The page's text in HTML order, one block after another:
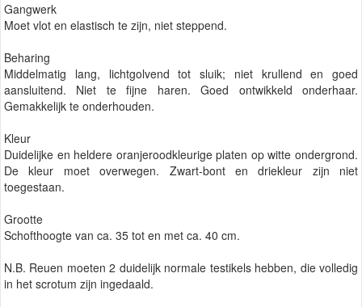
Gangwerk
Moet vlot en elastisch te zijn, niet steppend.
Beharing
Middelmatig lang, lichtgolvend tot sluik; niet krullend en goed
aansluitend. Niet te fijne haren. Goed ontwikkeld onderhaar.
Gemakkelijk te onderhouden.
Kleur
Duidelijke en heldere oranjeroodkleurige platen op witte ondergrond.
De kleur moet overwegen. Zwart-bont en driekleur zijn niet
toegestaan.
Grootte
Schofthoogte van ca. 35 tot en met ca. 40 cm.
N.B. Reuen moeten 2 duidelijk normale testikels hebben, die volledig
in het scrotum zijn ingedaald.